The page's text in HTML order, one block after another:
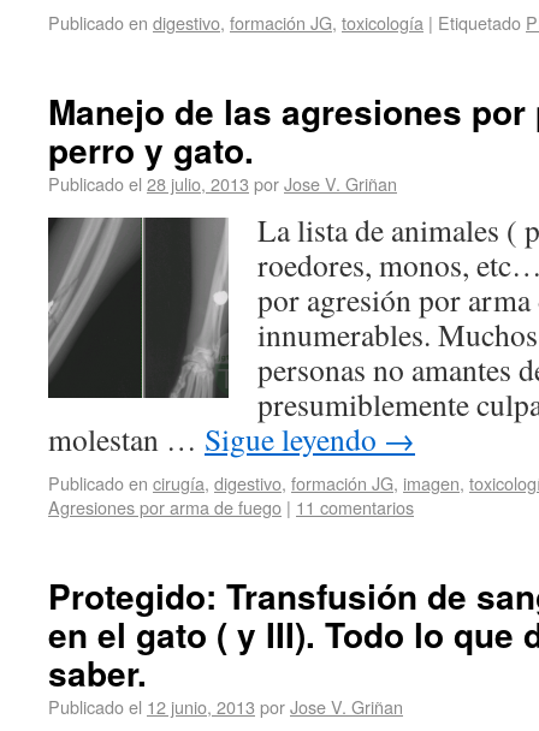
Publicado en digestivo, formación JG, toxicología | Etiquetado
Manejo de las agresiones
perro y gato.
Publicado el 28 julio, 2013 porJose V. Griñan
La lista de animales (
roedores, monos,
por agresión por
innumerables.
personas no amantes
presumiblemente
molestan … Sigue leyendo →
Publicado en cirugía, digestivo, formación JG, imagen,
Agresiones por arma de fuego | 11 comentarios
Protegido: Transfusión de
en el gato ( y III). Todo lo que
saber.
Publicado el 12 junio, 2013 porJose V. Griñan